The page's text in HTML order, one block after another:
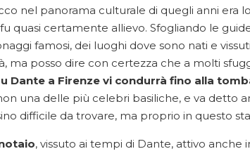
nel panorama culturale di quegli anni era
quasi certamente allievo. Sfogliando le
famosi, dei luoghi dove sono nati e
ma posso dire con certezza che a molti
Dante a Firenze vi condurrà fino alla
una delle più celebri basiliche, e va detto
difficile da trovare, ma proprio in questo sta
, vissuto ai tempi di Dante, attivo anche